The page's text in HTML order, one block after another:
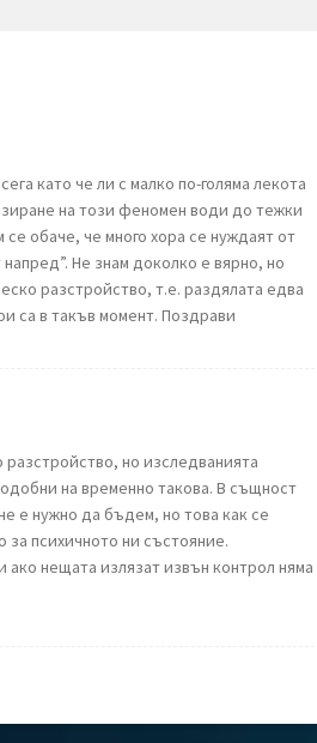
като че ли с малко по-голяма лекота
на този феномен води до тежки
обаче, че много хора се нуждаят от
Не знам доколко е вярно, но
разстройство, т.е. раздялата едва
са в такъв момент. Поздрави
но изследванията
на временно такова. В същност
е нужно да бъдем, но това как се
психичното ни състояние.
нещата излязат извън контрол няма